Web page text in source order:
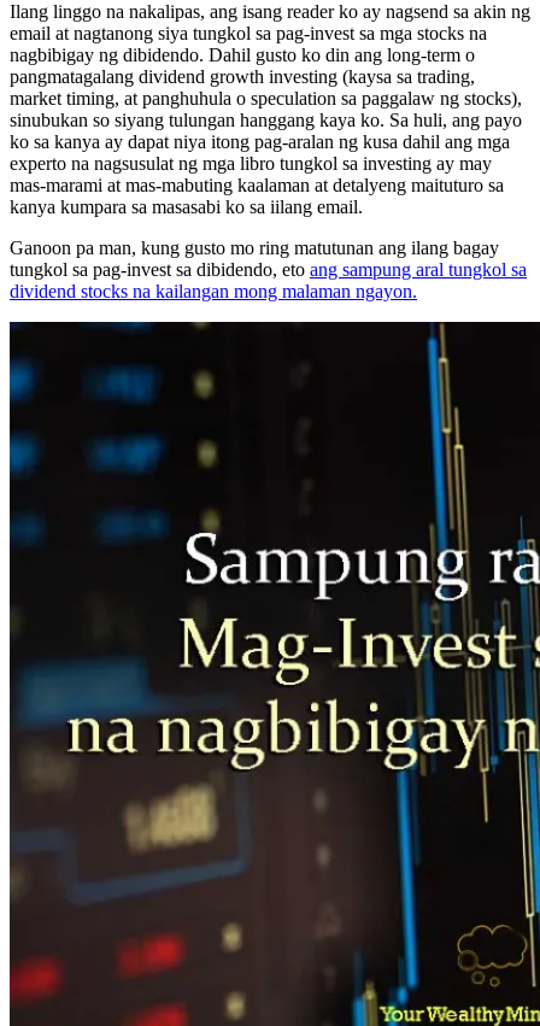
Ilang linggo na nakalipas, ang isang reader ko ay nagsend sa akin ng
email at nagtanong siya tungkol sa pag-invest sa mga stocks na
nagbibigay ng dibidendo. Dahil gusto ko din ang long-term o
pangmatagalang dividend growth investing (kaysa sa trading,
market timing, at panghuhula o speculation sa paggalaw ng stocks),
sinubukan so siyang tulungan hanggang kaya ko. Sa huli, ang payo
ko sa kanya ay dapat niya itong pag-aralan ng kusa dahil ang mga
experto na nagsusulat ng mga libro tungkol sa investing ay may
mas-marami at mas-mabuting kaalaman at detalyeng maituturo sa
kanya kumpara sa masasabi ko sa iilang email.
Ganoon pa man, kung gusto mo ring matutunan ang ilang bagay
tungkol sa pag-invest sa dibidendo, eto ang sampung aral tungkol sa
dividend stocks na kailangan mong malaman ngayon.